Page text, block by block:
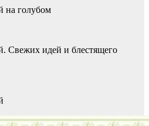
на голубом
Свежих идей и блестящего